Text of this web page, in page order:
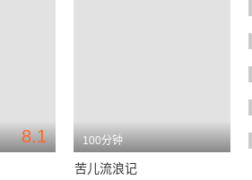
8.1 100分钟
苦儿流浪记